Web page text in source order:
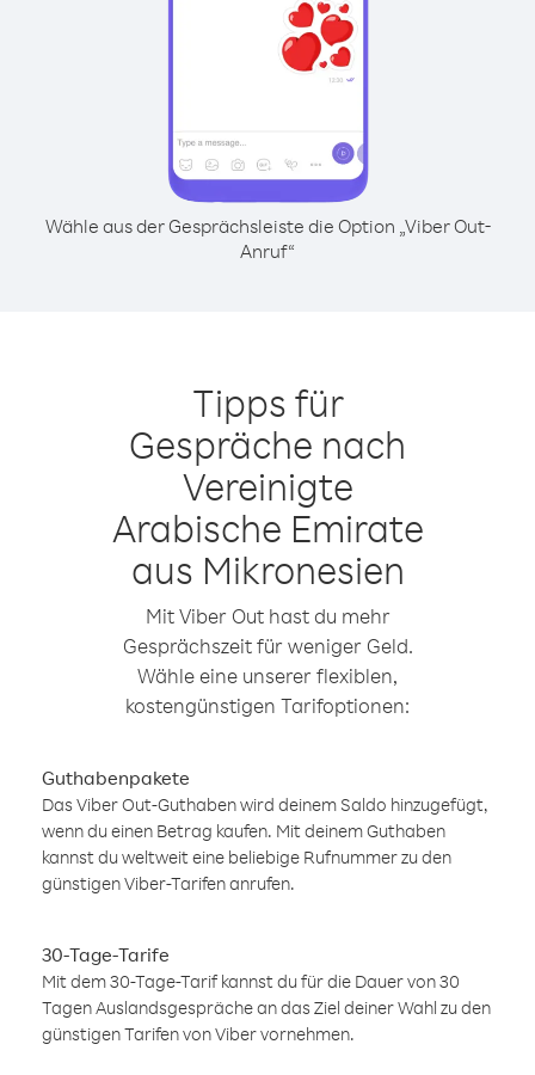
Wähle aus der Gesprächsleiste die Option „Viber Out-
Anruf“
Tipps für
Gespräche nach
Vereinigte
Arabische Emirate
aus Mikronesien
Mit Viber Out hast du mehr
Gesprächszeit für weniger Geld.
Wähle eine unserer flexiblen,
kostengünstigen Tarifoptionen:
Guthabenpakete
Das Viber Out-Guthaben wird deinem Saldo hinzugefügt,
wenn du einen Betrag kaufen. Mit deinem Guthaben
kannst du weltweit eine beliebige Rufnummer zu den
günstigen Viber-Tarifen anrufen.
30-Tage-Tarife
Mit dem 30-Tage-Tarif kannst du für die Dauer von 30
Tagen Auslandsgespräche an das Ziel deiner Wahl zu den
günstigen Tarifen von Viber vornehmen.